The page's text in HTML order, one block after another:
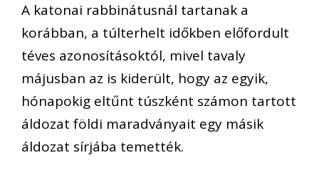
A katonai rabbinátusnál tartanak a
korábban, a túlterhelt időkben előfordult
téves azonosításoktól, mivel tavaly
májusban az is kiderült, hogy az egyik,
hónapokig eltűnt túszként számon tartott
áldozat földi maradványait egy másik
áldozat sírjába temették.